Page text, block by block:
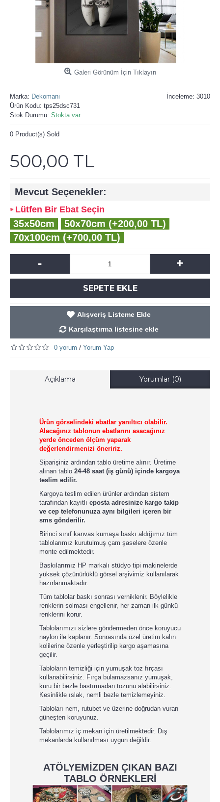
Galeri Görünüm İçin Tıklayın
İnceleme: 3010
Marka: Dekomani
Ürün Kodu: tps25dsc731
Stok Durumu: Stokta var
0 Product(s) Sold
500,00 TL
Mevcut Seçenekler:
Lütfen Bir Ebat Seçin
35x50cm
50x70cm (+200,00 TL)
70x100cm (+700,00 TL)
- +
SEPETE EKLE
Alışveriş Listeme Ekle
Karşılaştırma listesine ekle
0 yorum / Yorum Yap
Açıklama Yorumlar (0)
Ürün görselindeki ebatlar yanıltıcı olabilir.
Alacağınız tablonun ebatlarını asacağınız
yerde önceden ölçüm yaparak
değerlendirmenizi öneririz.
Siparişiniz ardından tablo üretime alınır. Üretime
alınan tablo 24-48 saat (iş günü) içinde kargoya
teslim edilir.
Kargoya teslim edilen ürünler ardından sistem
tarafından kayıtlı eposta adresinize kargo takip
ve cep telefonunuza aynı bilgileri içeren bir
sms gönderilir.
Birinci sınıf kanvas kumaşa baskı aldığımız tüm
tablolarımız kurutulmuş çam şaselere özenle
monte edilmektedir.
Baskılarımız HP markalı stüdyo tipi makinelerde
yüksek çözünürlüklü görsel arşivimiz kullanılarak
hazırlanmaktadır.
Tüm tablolar baskı sonrası verniklenir. Böylelikle
renklerin solması engellenir, her zaman ilk günkü
renklerini korur.
Tablolarımızı sizlere göndermeden önce koruyucu
naylon ile kaplanır. Sonrasında özel üretim kalın
kolilerine özenle yerleştirilip kargo aşamasına
geçilir.
Tabloların temizliği için yumuşak toz fırçası
kullanabilirsiniz. Fırça bulamazsanız yumuşak,
kuru bir bezle bastırmadan tozunu alabilirsiniz.
Kesinlikle ıslak, nemli bezle temizlemeyiniz.
Tabloları nem, rutubet ve üzerine doğrudan vuran
güneşten koruyunuz.
Tablolarımız iç mekan için üretilmektedir. Dış
mekanlarda kullanılması uygun değildir.
ATÖLYEMİZDEN ÇIKAN BAZI
TABLO ÖRNEKLERİ